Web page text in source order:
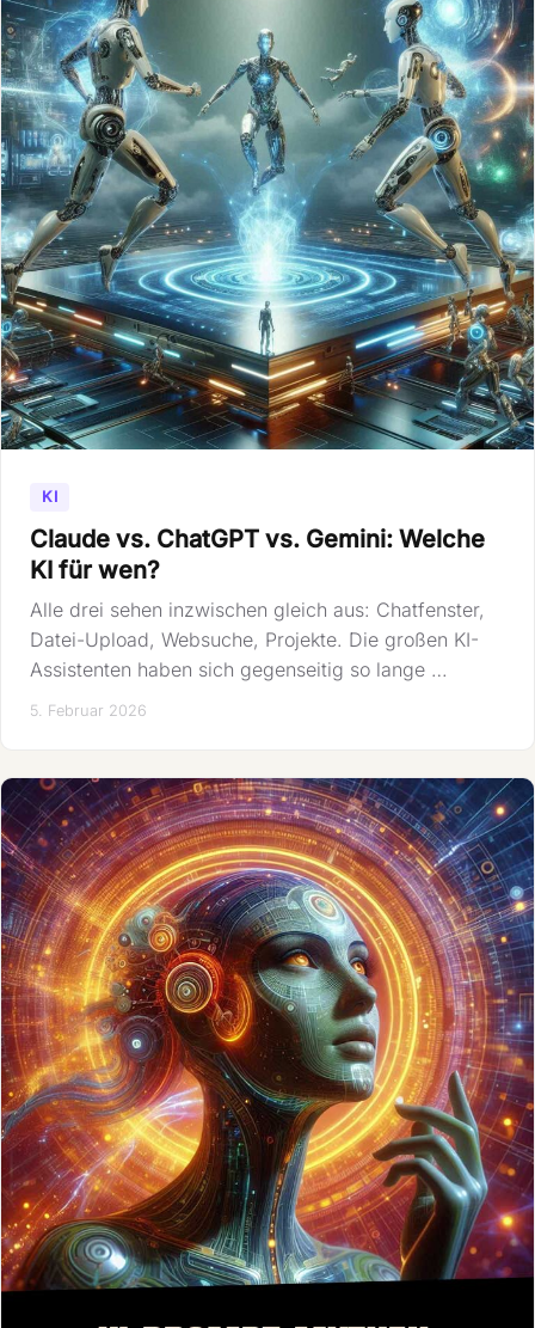
KI
Claude vs. ChatGPT vs. Gemini: Welche
KI für wen?
Alle drei sehen inzwischen gleich aus: Chatfenster,
Datei-Upload, Websuche, Projekte. Die großen KI-
Assistenten haben sich gegenseitig so lange …
5. Februar 2026